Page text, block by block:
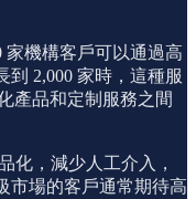
家機構客戶可以通過高
2,000 家時，這種服
產品和定制服務之間
化，減少人工介入，
市場的客戶通常期待高